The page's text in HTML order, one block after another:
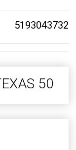
5193043732
50